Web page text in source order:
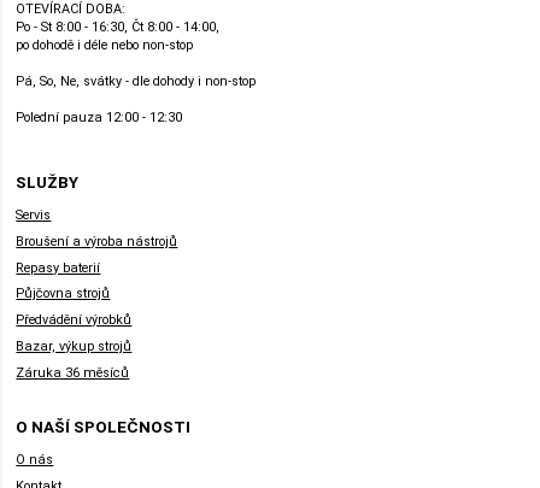
OTEVÍRACÍ DOBA:
Po - St 8:00 - 16:30, Čt 8:00 - 14:00,
po dohodě i déle nebo non-stop
Pá, So, Ne, svátky - dle dohody i non-stop
Polední pauza 12:00 - 12:30
SLUŽBY
Servis
Broušení a výroba nástrojů
Repasy baterií
Půjčovna strojů
Předvádění výrobků
Bazar, výkup strojů
Záruka 36 měsíců
O NAŠÍ SPOLEČNOSTI
O nás